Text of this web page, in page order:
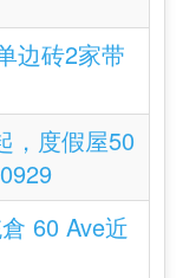
边砖2家带
，度假屋50
60 Ave近